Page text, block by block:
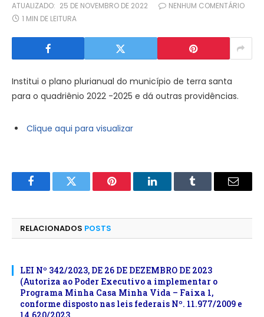
ATUALIZADO: 25 DE NOVEMBRO DE 2022
NENHUM COMENTÁRIO
1 MIN DE LEITURA
Institui o plano plurianual do município de terra santa
para o quadriênio 2022 -2025 e dá outras providências.
Clique aqui para visualizar
FacebookTwitter Pinterest LinkedInTumblr
E-
RELACIONADOS POSTS
LEI Nº 342/2023, DE 26 DE DEZEMBRO DE 2023
(Autoriza ao Poder Executivo a implementar o
Programa Minha Casa Minha Vida – Faixa 1,
conforme disposto nas leis federais Nº. 11.977/2009 e